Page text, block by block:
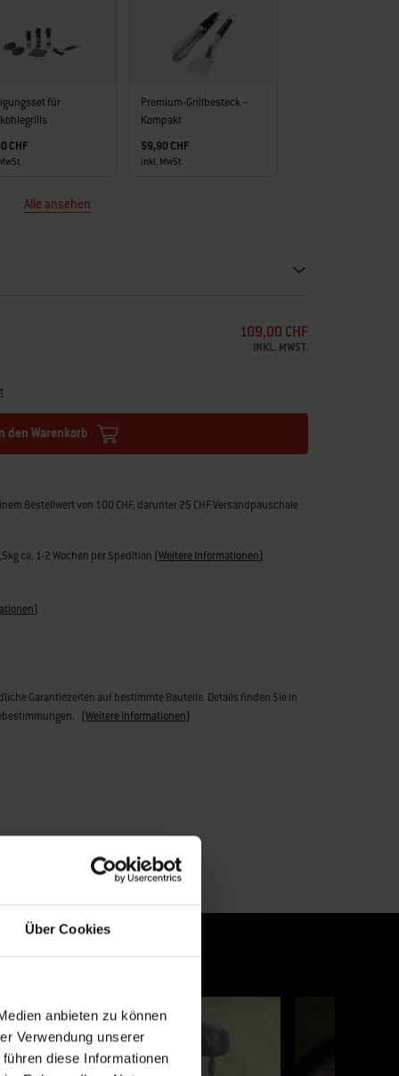
Über Cookies
anbieten zu können
Verwendung unserer
diese Informationen
für
CHF
Premium-Grillbesteck –
Kompakt
59,90 CHF
inkl. MwSt.
Alle ansehen
109,00 CHF
INKL. MWST.
den Warenkorb
Bestellwert von 100 CHF, darunter 25 CHF Versandpauschale
ca. 1-2 Wochen per Spedition (Weitere Informationen)
)
Garantiezeiten auf bestimmte Bauteile. Details finden Sie in
(Weitere Informationen)
zu navigieren, oder springe mithilfe der Folienpunkte zu einer Folie.